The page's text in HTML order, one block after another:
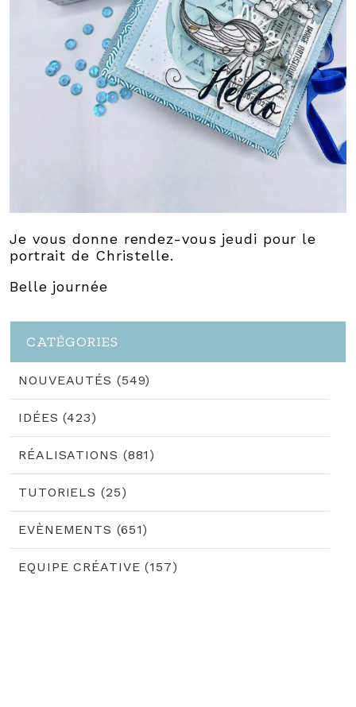
Je vous donne rendez-vous jeudi pour le
portrait de Christelle.
Belle journée
CATÉGORIES
NOUVEAUTÉS (549)
IDÉES (423)
RÉALISATIONS (881)
TUTORIELS (25)
EVÈNEMENTS (651)
EQUIPE CRÉATIVE (157)